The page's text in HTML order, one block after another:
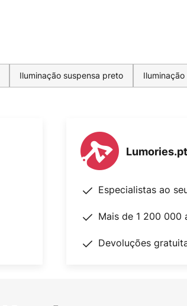
Iluminação suspensa preto
Lumories.pt
Especialistas ao
Mais de 1 200
Devoluções